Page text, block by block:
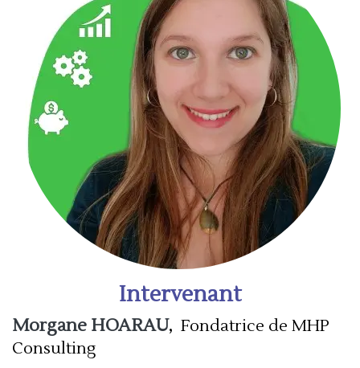
Intervenant
Morgane HOARAU, Fondatrice de MHP
Consulting